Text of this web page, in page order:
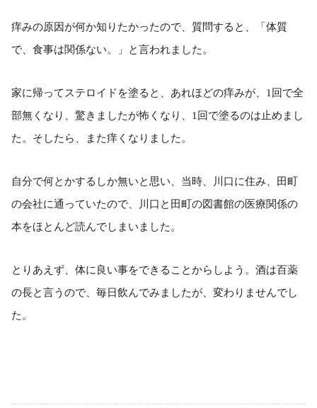
痒みの原因が何か知りたかったので、質問すると、「体質
で、食事は関係ない。」と言われました。
家に帰ってステロイドを塗ると、あれほどの痒みが、 1 回で全
部無くなり、驚きましたが怖くなり、 1 回で塗るのは止めまし
た。そしたら、また痒くなりました。
自分で何とかするしか無いと思い、当時、川口に住み、田町
の会社に通っていたので、川口と田町の図書館の医療関係の
本をほとんど読んでしまいました。
とりあえず、体に良い事をできることからしよう。酒は百薬
の長と言うので、毎日飲んでみましたが、変わりませんでし
た。